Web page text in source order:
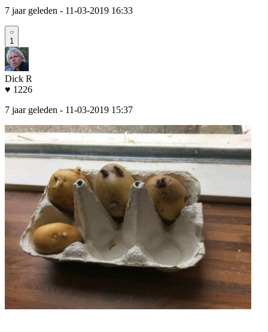
7 jaar geleden - 11-03-2019 16:33
1
Dick R
♥ 1226
7 jaar geleden - 11-03-2019 15:37